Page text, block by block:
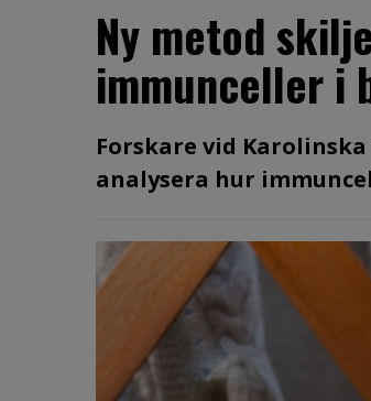
Ny metod
immunceller i
Forskare vid
analysera hur